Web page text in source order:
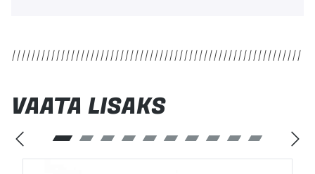
VAATA LISAKS